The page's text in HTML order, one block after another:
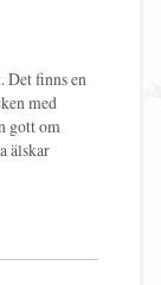
Det finns en
med
gott om
älskar